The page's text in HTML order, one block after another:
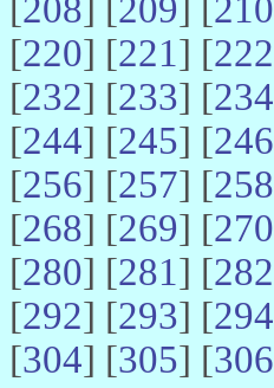
[208] [209] [210
[220] [221] [222
[232] [233] [234
[244] [245] [246
[256] [257] [258
[268] [269] [270
[280] [281] [282
[292] [293] [294
[304] [305] [306